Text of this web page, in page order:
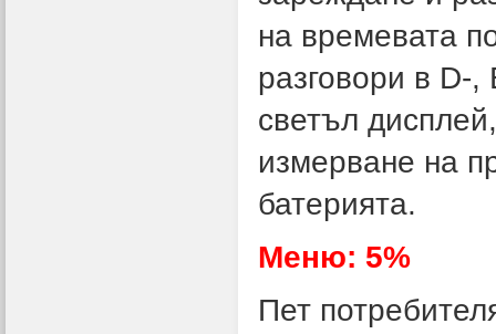
на времевата
разговори в D-
светъл
измерване на
батерията.
Меню: 5%
Пет